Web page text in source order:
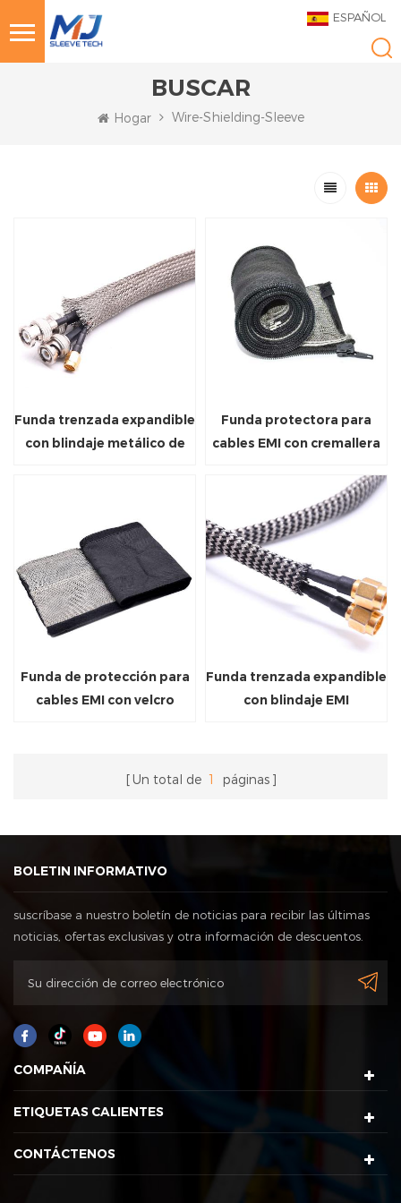
ESPAÑOL
BUSCAR
Hogar Wire-Shielding-Sleeve
Funda trenzada expandible
con blindaje metálico de
Funda protectora para
cables EMI con cremallera
Funda de protección para
cables EMI con velcro
Funda trenzada expandible
con blindaje EMI
Un total de 1 páginas
BOLETIN INFORMATIVO
suscríbase a nuestro boletín de noticias para recibir las últimas
noticias, ofertas exclusivas y otra información de descuentos.
COMPAÑÍA
ETIQUETAS CALIENTES
CONTÁCTENOS